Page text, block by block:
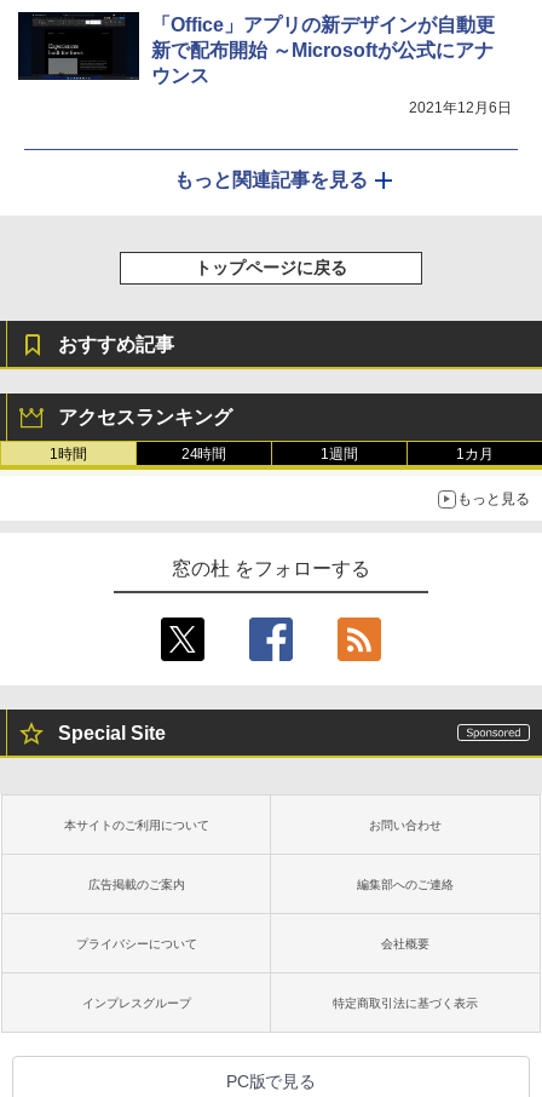
「Office」アプリの新デザインが自動更
新で配布開始 ～Microsoftが公式にアナ
ウンス
2021年12月6日
もっと関連記事を見る
トップページに戻る
おすすめ記事
アクセスランキング
1時間 24時間 1週間 1カ月
もっと見る
窓の杜 をフォローする
Special Site
本サイトのご利用について お問い合わせ
広告掲載のご案内 編集部へのご連絡
プライバシーについて 会社概要
インプレスグループ 特定商取引法に基づく表示
PC版で見る